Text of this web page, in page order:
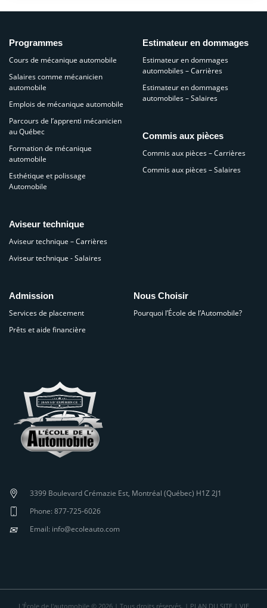
3399 Boulevard Crémazie Est, Montréal (Québec) H1Z 2J1
Phone: 877-725-6026
✉ Email: info@ecoleauto.com
Programmes
Cours de mécanique automobile
Salaires comme mécanicien
automobile
Emplois de mécanique automobile
Parcours de l’apprenti mécanicien
au Québec
Formation de mécanique
automobile
Esthétique et polissage
Automobile
Aviseur technique
Aviseur technique – Carrières
Aviseur technique - Salaires
Estimateur en dommages
Estimateur en dommages
automobiles – Carrières
Estimateur en dommages
automobiles – Salaires
Commis aux pièces
Commis aux pièces – Carrières
Commis aux pièces – Salaires
Admission
Services de placement
Prêts et aide financière
Nous Choisir
Pourquoi l’École de l’Automobile?